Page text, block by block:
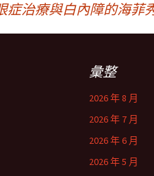
症治療與白內障的海菲
彙整
2026 年 8 月
2026 年 7 月
2026 年 6 月
2026 年 5 月